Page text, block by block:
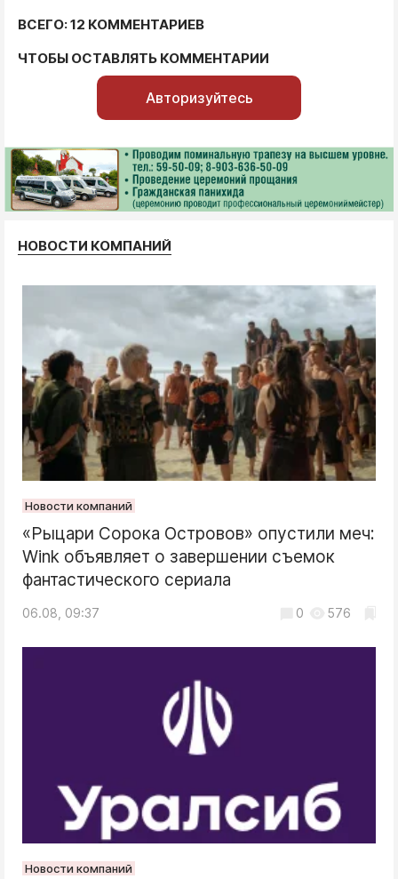
ВСЕГО: 12 КОММЕНТАРИЕВ
ЧТОБЫ ОСТАВЛЯТЬ КОММЕНТАРИИ
Авторизуйтесь
НОВОСТИ КОМПАНИЙ
Новости компаний
«Рыцари Сорока Островов» опустили меч:
Wink объявляет о завершении съемок
фантастического сериала
06.08, 09:37 0 576
Новости компаний